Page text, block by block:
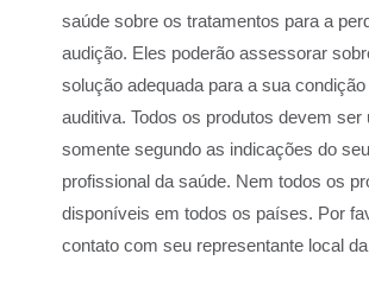
saúde sobre os tratamentos para a
audição. Eles poderão assessorar
solução adequada para a sua
auditiva. Todos os produtos devem ser
somente segundo as indicações do
profissional da saúde. Nem todos os
disponíveis em todos os países. Por
contato com seu representante local